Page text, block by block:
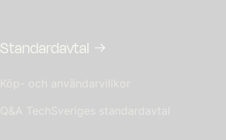
Standardavtal
Köp- och användarvillkor
Q&A TechSveriges standardavtal